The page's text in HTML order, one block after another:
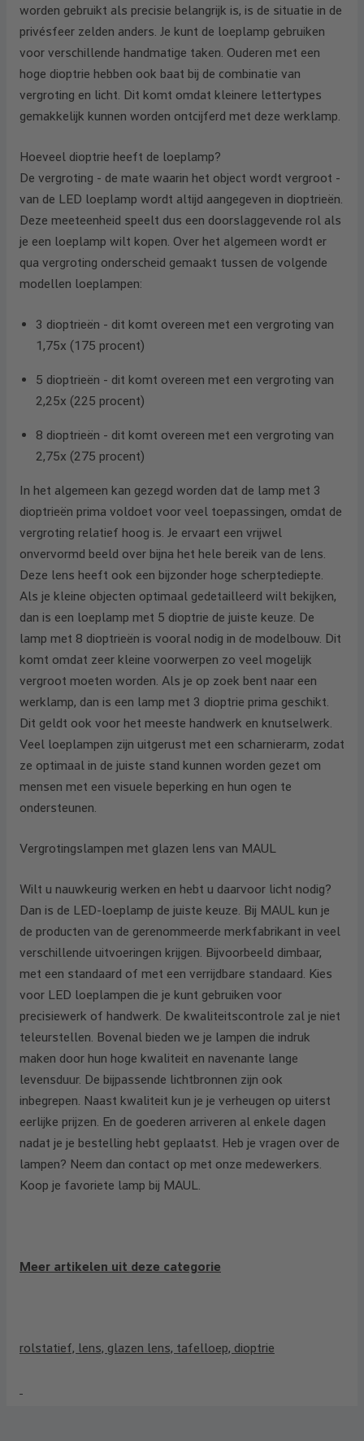
worden gebruikt als precisie belangrijk is, is de situatie in de
privésfeer zelden anders. Je kunt de loeplamp gebruiken
voor verschillende handmatige taken. Ouderen met een
hoge dioptrie hebben ook baat bij de combinatie van
vergroting en licht. Dit komt omdat kleinere lettertypes
gemakkelijk kunnen worden ontcijferd met deze werklamp.
Hoeveel dioptrie heeft de loeplamp?
De vergroting - de mate waarin het object wordt vergroot -
van de LED loeplamp wordt altijd aangegeven in dioptrieën.
Deze meeteenheid speelt dus een doorslaggevende rol als
je een loeplamp wilt kopen. Over het algemeen wordt er
qua vergroting onderscheid gemaakt tussen de volgende
modellen loeplampen:
3 dioptrieën - dit komt overeen met een vergroting van
1,75x (175 procent)
5 dioptrieën - dit komt overeen met een vergroting van
2,25x (225 procent)
8 dioptrieën - dit komt overeen met een vergroting van
2,75x (275 procent)
In het algemeen kan gezegd worden dat de lamp met 3
dioptrieën prima voldoet voor veel toepassingen, omdat de
vergroting relatief hoog is. Je ervaart een vrijwel
onvervormd beeld over bijna het hele bereik van de lens.
Deze lens heeft ook een bijzonder hoge scherptediepte.
Als je kleine objecten optimaal gedetailleerd wilt bekijken,
dan is een loeplamp met 5 dioptrie de juiste keuze. De
lamp met 8 dioptrieën is vooral nodig in de modelbouw. Dit
komt omdat zeer kleine voorwerpen zo veel mogelijk
vergroot moeten worden. Als je op zoek bent naar een
werklamp, dan is een lamp met 3 dioptrie prima geschikt.
Dit geldt ook voor het meeste handwerk en knutselwerk.
Veel loeplampen zijn uitgerust met een scharnierarm, zodat
ze optimaal in de juiste stand kunnen worden gezet om
mensen met een visuele beperking en hun ogen te
ondersteunen.
Vergrotingslampen met glazen lens van MAUL
Wilt u nauwkeurig werken en hebt u daarvoor licht nodig?
Dan is de LED-loeplamp de juiste keuze. Bij MAUL kun je
de producten van de gerenommeerde merkfabrikant in veel
verschillende uitvoeringen krijgen. Bijvoorbeeld dimbaar,
met een standaard of met een verrijdbare standaard. Kies
voor LED loeplampen die je kunt gebruiken voor
precisiewerk of handwerk. De kwaliteitscontrole zal je niet
teleurstellen. Bovenal bieden we je lampen die indruk
maken door hun hoge kwaliteit en navenante lange
levensduur. De bijpassende lichtbronnen zijn ook
inbegrepen. Naast kwaliteit kun je je verheugen op uiterst
eerlijke prijzen. En de goederen arriveren al enkele dagen
nadat je je bestelling hebt geplaatst. Heb je vragen over de
lampen? Neem dan contact op met onze medewerkers.
Koop je favoriete lamp bij MAUL.
Meer artikelen uit deze categorie
rolstatief, lens, glazen lens, tafelloep, dioptrie